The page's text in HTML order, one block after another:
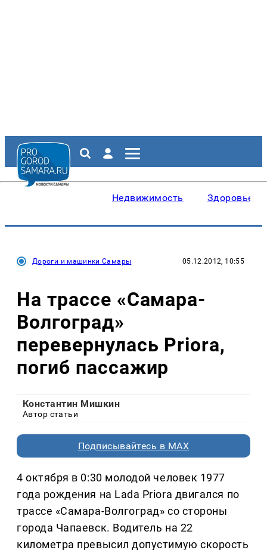
Недвижимость Здоровье
Дороги и машинки Самары 05.12.2012, 10:55
На трассе «Самара-
Волгоград»
перевернулась Priora,
погиб пассажир
Константин Мишкин
Автор статьи
Подписывайтесь в MAX
4 октября в 0:30 молодой человек 1977
года рождения на Lada Priora двигался по
трассе «Самара-Волгоград» со стороны
города Чапаевск. Водитель на 22
километра превысил допустимую скорость